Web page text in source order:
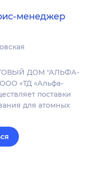
менеджер
ДОМ "АЛЬФА-
«ТД «Альфа-
поставки
для атомных